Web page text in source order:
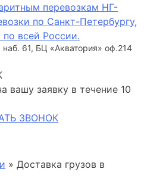
наб. 61, БЦ «Акватория» оф.214
вашу заявку в течение 10
ЗВОНОК
» Доставка грузов в